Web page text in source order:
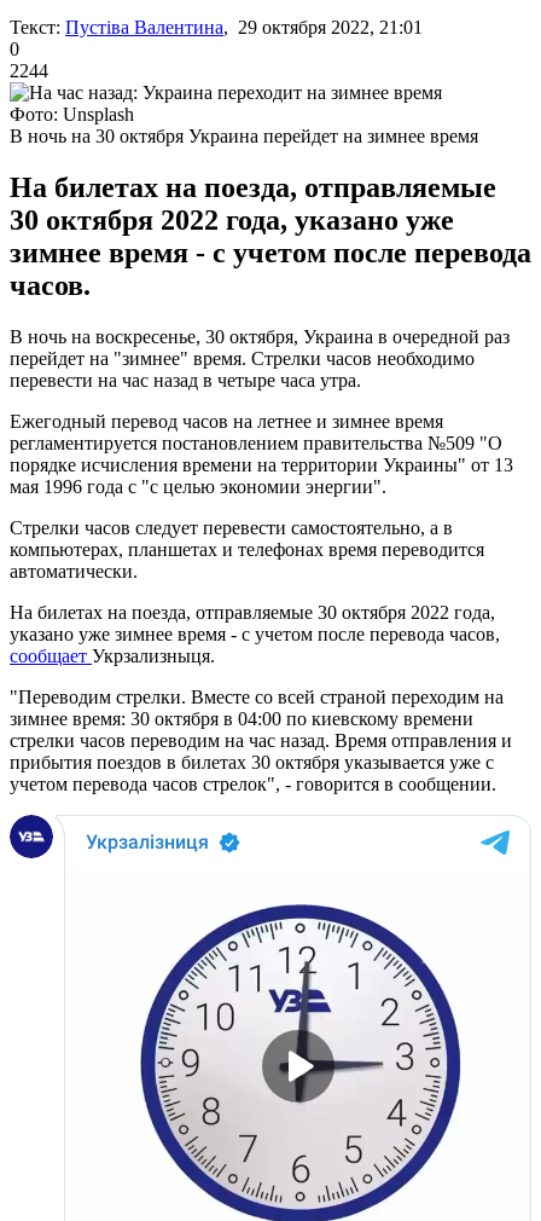
Текст: Пустіва Валентина, 29 октября 2022, 21:01
0
2244
Фото: Unsplash
В ночь на 30 октября Украина перейдет на зимнее время
На билетах на поезда, отправляемые
30 октября 2022 года, указано уже
зимнее время - с учетом после перевода
часов.
В ночь на воскресенье, 30 октября, Украина в очередной раз
перейдет на "зимнее" время. Стрелки часов необходимо
перевести на час назад в четыре часа утра.
Ежегодный перевод часов на летнее и зимнее время
регламентируется постановлением правительства №509 "О
порядке исчисления времени на территории Украины" от 13
мая 1996 года с "с целью экономии энергии".
Стрелки часов следует перевести самостоятельно, а в
компьютерах, планшетах и телефонах время переводится
автоматически.
На билетах на поезда, отправляемые 30 октября 2022 года,
указано уже зимнее время - с учетом после перевода часов,
сообщает Укрзализныця.
"Переводим стрелки. Вместе со всей страной переходим на
зимнее время: 30 октября в 04:00 по киевскому времени
стрелки часов переводим на час назад. Время отправления и
прибытия поездов в билетах 30 октября указывается уже с
учетом перевода часов стрелок", - говорится в сообщении.